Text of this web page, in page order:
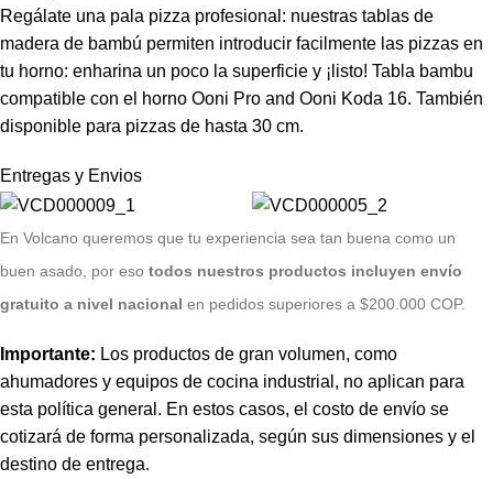
Regálate una pala pizza profesional: nuestras tablas de
madera de bambú permiten introducir facilmente las pizzas en
tu horno: enharina un poco la superficie y ¡listo! Tabla bambu
compatible con el horno Ooni Pro and Ooni Koda 16. También
disponible para pizzas de hasta 30 cm.
Entregas y Envios
En Volcano queremos que tu experiencia sea tan buena como un
buen asado, por eso todos nuestros productos incluyen envío
gratuito a nivel nacional en pedidos superiores a $200.000 COP.
Importante: Los productos de gran volumen, como
ahumadores y equipos de cocina industrial, no aplican para
esta política general. En estos casos, el costo de envío se
cotizará de forma personalizada, según sus dimensiones y el
destino de entrega.